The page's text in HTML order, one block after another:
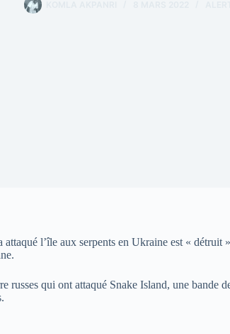
l’île aux serpents en Ukraine est «
russes qui ont attaqué Snake Island, une bande